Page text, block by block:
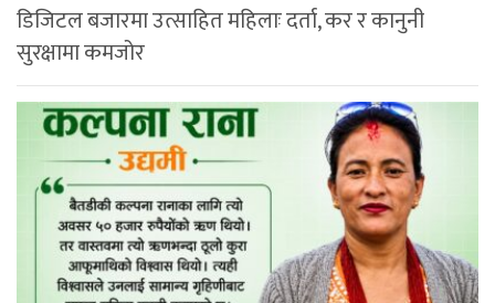
डिजिटल बजारमा उत्साहित महिलाः दर्ता, कर र कानुनी
सुरक्षामा कमजोर